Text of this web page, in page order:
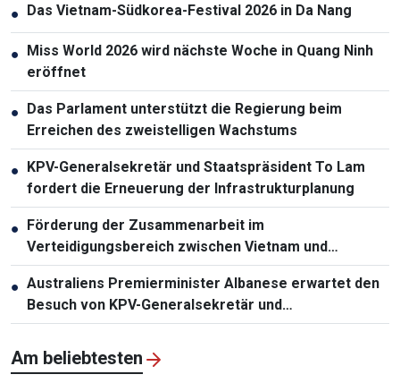
● Das Vietnam-Südkorea-Festival 2026 in Da Nang
● Miss World 2026 wird nächste Woche in Quang Ninh
eröffnet
● Das Parlament unterstützt die Regierung beim
Erreichen des zweistelligen Wachstums
● KPV-Generalsekretär und Staatspräsident To Lam
fordert die Erneuerung der Infrastrukturplanung
● Förderung der Zusammenarbeit im
Verteidigungsbereich zwischen Vietnam und
Malaysia
● Australiens Premierminister Albanese erwartet den
Besuch von KPV-Generalsekretär und
Staatspräsident To Lam
Am beliebtesten